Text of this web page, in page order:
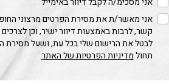
אני מאשר/ת את מסירת הפרטים מרצוני
קשר, לרבות באמצעות דיוור ישיר, וכן
לבטל את הרישום שלי בכל עת, ושעל מסירת
תחולמדיניות הפרטיות של האתר